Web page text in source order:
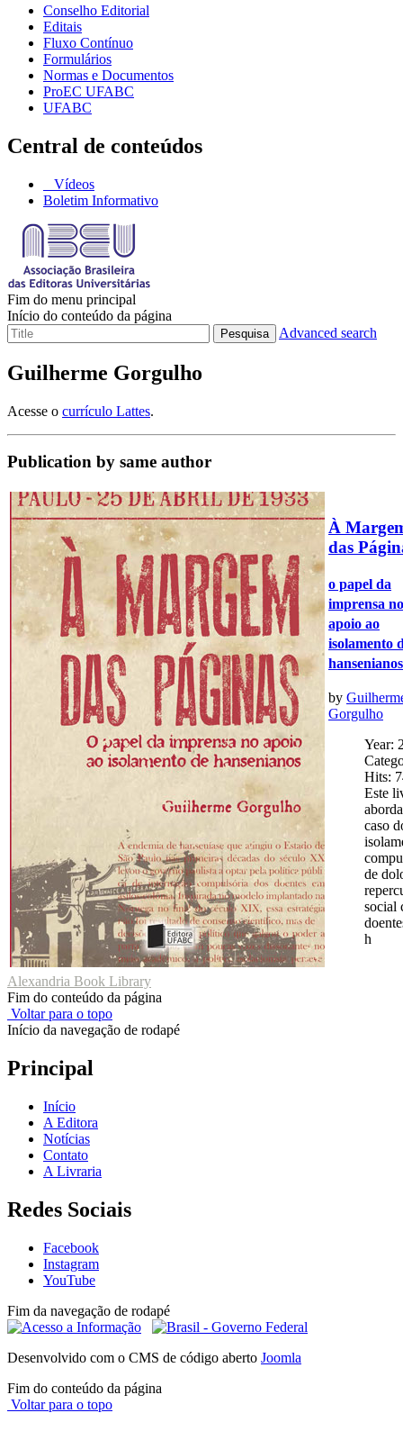
Conselho Editorial
Editais
Fluxo Contínuo
Formulários
Normas e Documentos
ProEC UFABC
UFABC
Central de conteúdos
Vídeos
Boletim Informativo
Fim do menu principal
Início do conteúdo da página
Pesquisa Advanced search
Guilherme Gorgulho
Acesse o currículo Lattes.
Publication by same author
À
das
o papel da
imprensa no
apoio ao
isolamento
hansenianos
by
Gorgulho
Year:
Hits:
Este
caso
de
social
h
Alexandria Book Library
Fim do conteúdo da página
Voltar para o topo
Início da navegação de rodapé
Principal
Início
A Editora
Notícias
Contato
A Livraria
Redes Sociais
Facebook
Instagram
YouTube
Fim da navegação de rodapé
Desenvolvido com o CMS de código aberto Joomla
Fim do conteúdo da página
Voltar para o topo